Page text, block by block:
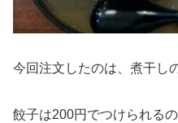
今回注文したのは、煮干し
餃子は200円でつけられる